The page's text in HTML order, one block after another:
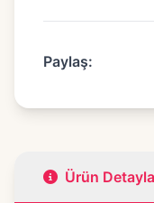
Paylaş:
Ürün